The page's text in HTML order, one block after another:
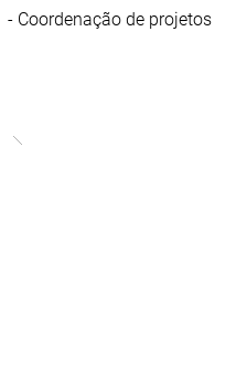
- Coordenação de projetos